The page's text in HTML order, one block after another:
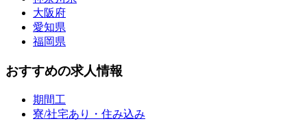
大阪府
愛知県
福岡県
おすすめの求人情報
期間工
寮/社宅あり・住み込み